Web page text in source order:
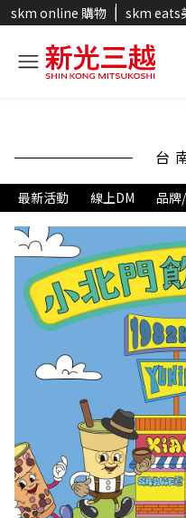
skm online 購物 skm eats
台
最新活動 線上DM 品牌